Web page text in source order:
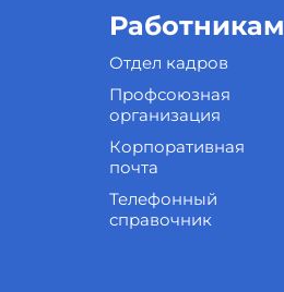
Работникам
Отдел кадров
Профсоюзная
организация
Корпоративная
почта
Телефонный
справочник